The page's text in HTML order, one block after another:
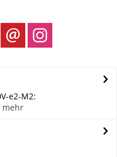
e2-M2:
mehr